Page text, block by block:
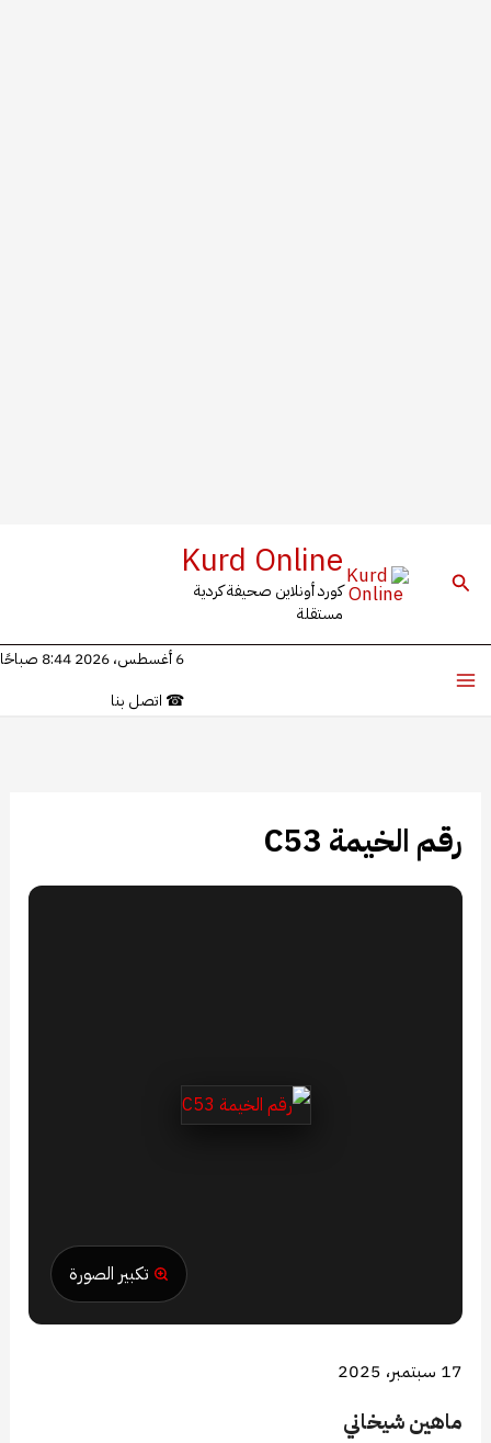
البحث Kurd Online
كورد أونلاين صحيفة كردية
مستقلة
6 أغسطس، 2026 8:44 صباحًا
☎ اتصل بنا
رقم الخيمة C53
تكبير الصورة
17 سبتمبر، 2025
ماهين شيخاني